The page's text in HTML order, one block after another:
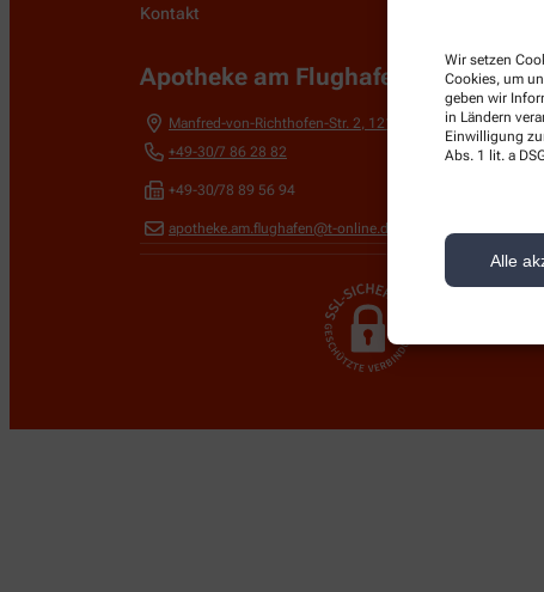
Wir setzen
Cookies, um
geben wir
in Ländern
Einwilligung
Abs. 1 lit. a
Alle
Kontakt
Apotheke am Flughafen
Manfred-von-Richthofen-Str. 2, 12101
Berlin
+49-30/7 86 28 82
+49-30/78 89 56 94
apotheke.am.flughafen@t-online.de
Wir legen großen